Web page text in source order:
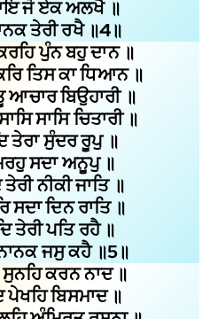
ਜੋ ਏਕ ਅਲਖੈ ॥
ਤੇਰੀ ਰਖੈ ॥4॥
ਪੁੰਨ ਬਹੁ ਦਾਨ ॥
ਤਿਸ ਕਾ ਧਿਆਨ ॥
ਆਚਾਰ ਬਿਉਹਾਰੀ ॥
ਸਾਸਿ ਚਿਤਾਰੀ ॥
ਤੇਰਾ ਸੁੰਦਰ ਰੂਪੁ ॥
ਸਦਾ ਅਨੂਪੁ ॥
ਨੀਕੀ ਜਾਤਿ ॥
ਸਦਾ ਦਿਨ ਰਾਤਿ ॥
ਤੇਰੀ ਪਤਿ ਰਹੈ ॥
ਜਸੁ ਕਹੈ ॥5॥
ਸੁਨਹਿ ਕਰਨ ਨਾਦ ॥
ਪੇਖਹਿ ਬਿਸਮਾਦ ॥